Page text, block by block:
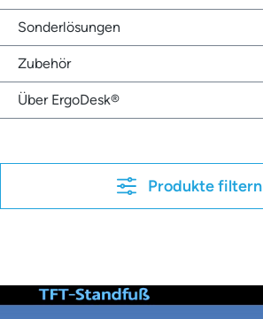
Sonderlösungen
Zubehör
Über ErgoDesk®
Produkte filtern